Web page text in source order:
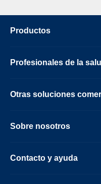
Productos
Profesionales de la
Otras soluciones
Sobre nosotros
Contacto y ayuda